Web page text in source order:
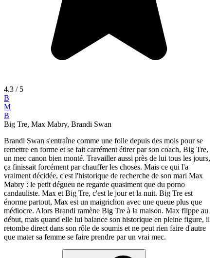
4.3 / 5
B
M
B
Big Tre, Max Mabry, Brandi Swan
Brandi Swan s'entraîne comme une folle depuis des mois pour se
remettre en forme et se fait carrément étirer par son coach, Big Tre,
un mec canon bien monté. Travailler aussi près de lui tous les jours,
ça finissait forcément par chauffer les choses. Mais ce qui l'a
vraiment décidée, c'est l'historique de recherche de son mari Max
Mabry : le petit dégueu ne regarde quasiment que du porno
candauliste. Max et Big Tre, c'est le jour et la nuit. Big Tre est
énorme partout, Max est un maigrichon avec une queue plus que
médiocre. Alors Brandi ramène Big Tre à la maison. Max flippe au
début, mais quand elle lui balance son historique en pleine figure, il
retombe direct dans son rôle de soumis et ne peut rien faire d'autre
que mater sa femme se faire prendre par un vrai mec.